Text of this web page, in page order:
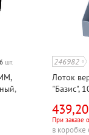
6 шт. 246982
Лоток
"Базис",
439,20
При заказе
в коробке